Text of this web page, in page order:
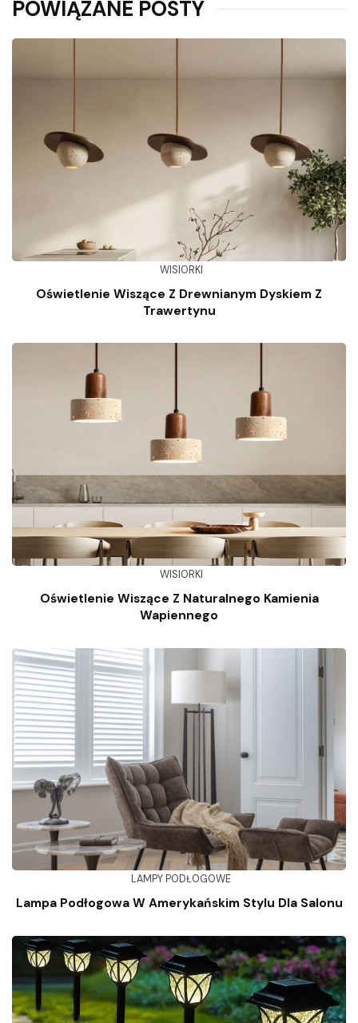
POWIĄZANE POSTY
WISIORKI
Oświetlenie Wiszące Z Drewnianym Dyskiem Z
Trawertynu
WISIORKI
Oświetlenie Wiszące Z Naturalnego Kamienia
Wapiennego
LAMPY PODŁOGOWE
Lampa Podłogowa W Amerykańskim Stylu Dla Salonu